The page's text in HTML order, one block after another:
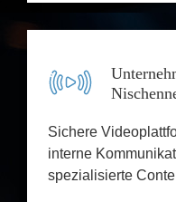
Unternehmensmedienverteilung und
Sichere
interne
spezialisierte